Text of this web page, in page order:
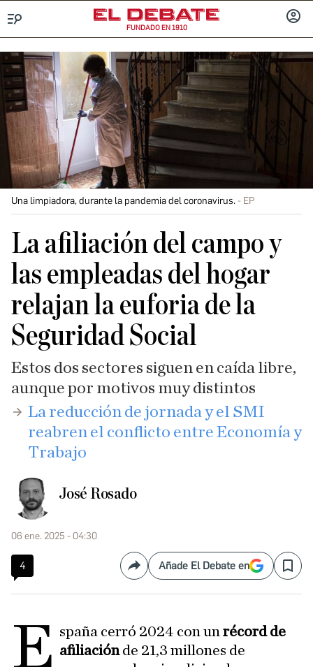
FUNDADO EN 1910
Una limpiadora, durante la pandemia del coronavirus. EP
La afiliación del campo y
las empleadas del hogar
relajan la euforia de la
Seguridad Social
Estos dos sectores siguen en caída libre,
aunque por motivos muy distintos
​La reducción de jornada y el SMI
reabren el conflicto entre Economía y
Trabajo
José Rosado
06 ene. 2025 - 04:30
4 CompartirAñade El Debate en Save
E spaña cerró 2024 con unrécord de
afiliaciónde 21,3 millones de